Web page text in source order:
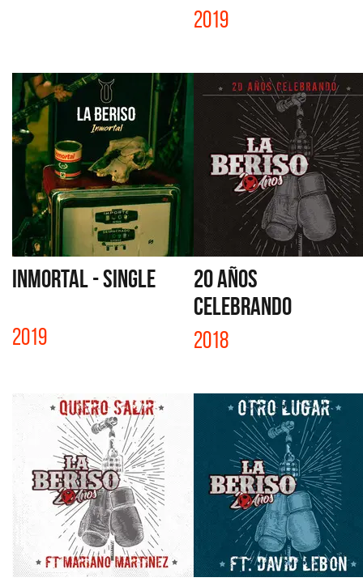
2019
INMORTAL - SINGLE
2019
20 AÑOS
CELEBRANDO
2018